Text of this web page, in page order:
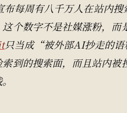
布每周有八千万人在站内
个数字不是社媒涨粉，
只当成“被外部AI抄走的
到的搜索面，而且站内